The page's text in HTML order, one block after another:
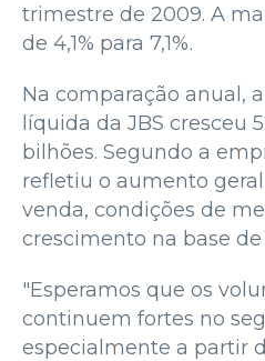
trimestre de 2009. A
de 4,1% para 7,1%.
Na comparação anual,
líquida da JBS cresceu
bilhões. Segundo a
refletiu o aumento
venda, condições de
crescimento na base de
"Esperamos que os
continuem fortes no
especialmente a partir